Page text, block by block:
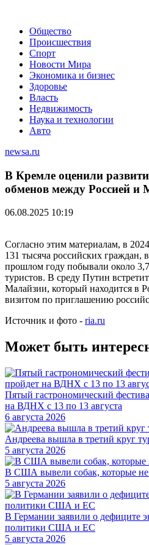
Общество
Происшествия
Спорт
Новости Мира
Экономика и бизнес
Здоровье
Власть
Недвижимость
Наука и технологии
Авто
newsa.ru
В Кремле оценили
обменов между Россией и
06.08.2025 10:19
Согласно этим материалам, в
131 тысяча российских граждан,
прошлом году побывали около
туристов. В среду Путин
Малайзии, который находится в
визитом по приглашению
Источник и фото - ria.ru
Может быть
Пятый гастрономический
на ВДНХ с 13 по 13 августа
6 августа 2026
Андреева вышла в третий круг
5 августа 2026
В США вывели собак, которые
5 августа 2026
В Германии заявили о дефиците
политики США и ЕС
5 августа 2026